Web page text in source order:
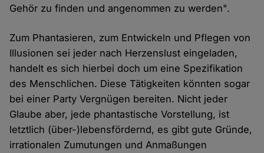
Gehör zu finden und angenommen zu werden".
Zum Phantasieren, zum Entwickeln und Pflegen von
Illusionen sei jeder nach Herzenslust eingeladen,
handelt es sich hierbei doch um eine Spezifikation
des Menschlichen. Diese Tätigkeiten könnten sogar
bei einer Party Vergnügen bereiten. Nicht jeder
Glaube aber, jede phantastische Vorstellung, ist
letztlich (über-)lebensfördernd, es gibt gute Gründe,
irrationalen Zumutungen und Anmaßungen